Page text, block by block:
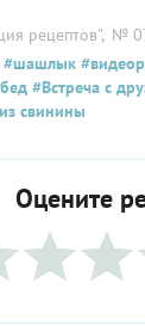
рецептов", №
#шашлык
#Встреча с
свинины
Оцените